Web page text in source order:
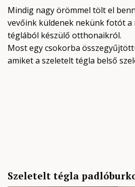
Mindig nagy örömmel tölt el
vevőink küldenek nekünk fotót
téglából készülő otthonaikról.
Most egy csokorba
amiket a szeletelt tégla belső
Szeletelt tégla